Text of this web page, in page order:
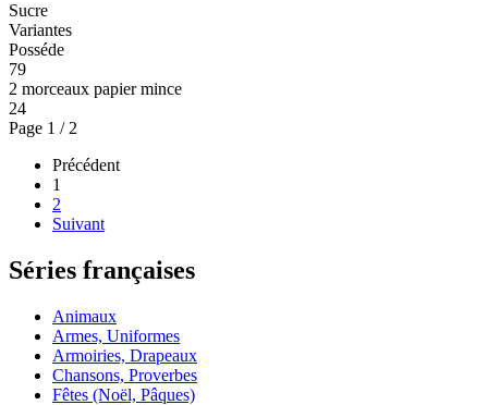
Sucre
Variantes
Posséde
79
2 morceaux papier mince
24
Page 1 / 2
Précédent
1
2
Suivant
Séries françaises
Animaux
Armes, Uniformes
Armoiries, Drapeaux
Chansons, Proverbes
Fêtes (Noël, Pâques)